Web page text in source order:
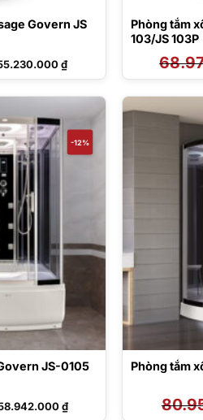
Govern JS
₫Giá
hiện
tại
55.230.000 ₫.
Phòng tắm
103/JS 103P
-12%
JS-0105
₫Giá
hiện
Phòng tắm